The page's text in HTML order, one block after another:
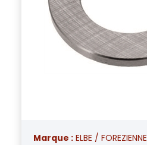
Marque : ELBE / FOREZIENNE